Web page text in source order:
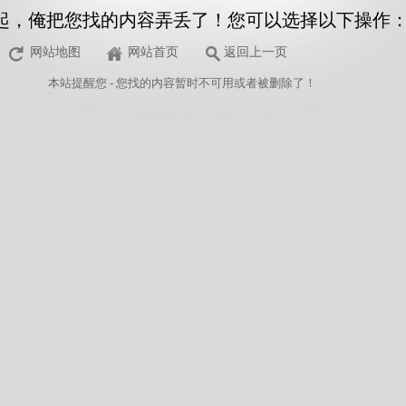
，俺把您找的内容弄丢了！您可以选择以下操作
网站地图 网站首页 返回上一页
本站提醒您 - 您找的内容暂时不可用或者被删除了！